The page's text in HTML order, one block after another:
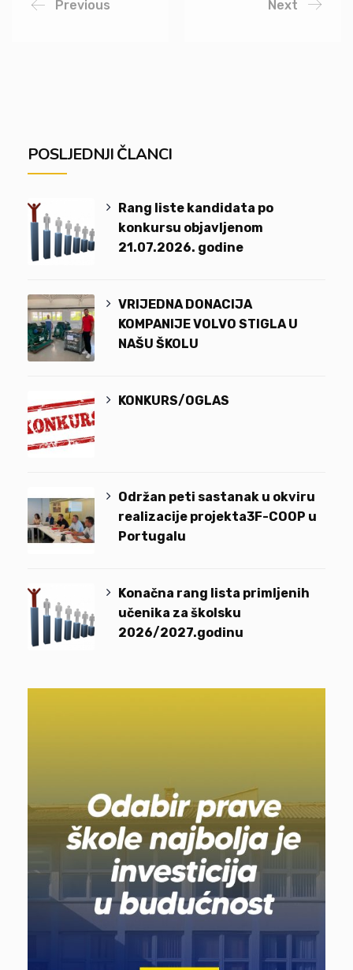
Previous Next
POSLJEDNJI ČLANCI
Rang liste kandidata po
konkursu objavljenom
21.07.2026. godine
VRIJEDNA DONACIJA
KOMPANIJE VOLVO STIGLA U
NAŠU ŠKOLU
KONKURS/OGLAS
Održan peti sastanak u okviru
realizacije projekta3F-COOP u
Portugalu
Konačna rang lista primljenih
učenika za školsku
2026/2027.godinu